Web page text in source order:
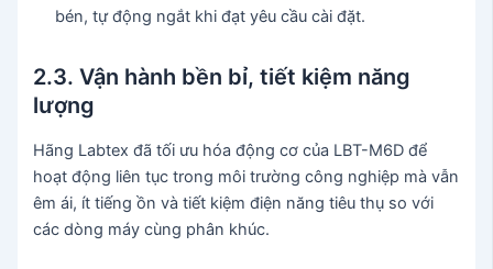
bén, tự động ngắt khi đạt yêu cầu cài đặt.
2.3. Vận hành bền bỉ, tiết kiệm năng
lượng
Hãng Labtex đã tối ưu hóa động cơ của LBT-M6D để
hoạt động liên tục trong môi trường công nghiệp mà vẫn
êm ái, ít tiếng ồn và tiết kiệm điện năng tiêu thụ so với
các dòng máy cùng phân khúc.